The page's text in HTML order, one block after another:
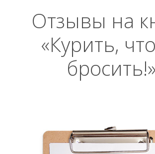
Отзывы на
«Курить,
бросить!»